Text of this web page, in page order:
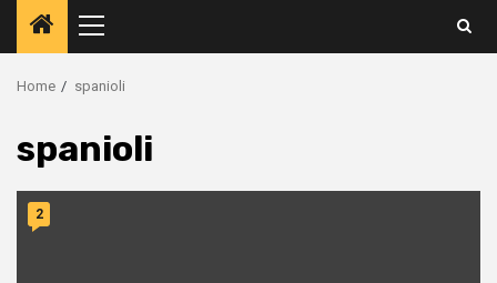
Primary
Menu
Home spanioli
spanioli
2